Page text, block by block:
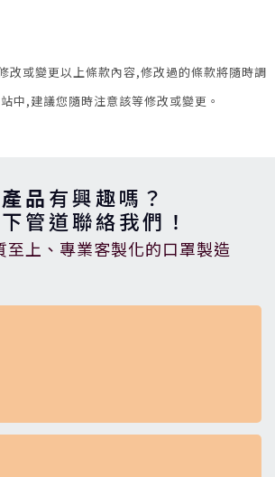
改或變更以上條款內容,修改過的條款將隨時調
中,建議您隨時注意該等修改或變更。
產品有興趣嗎？
管道聯絡我們！
至上、專業客製化的口罩製造